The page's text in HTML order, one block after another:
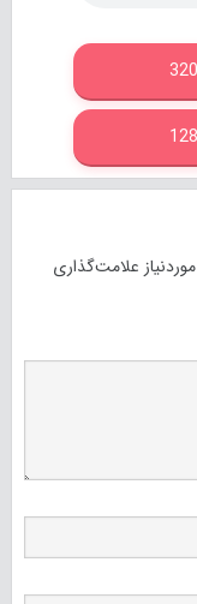
علامت‌گذاری